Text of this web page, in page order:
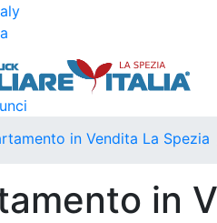
in Vendita La Spezia
in